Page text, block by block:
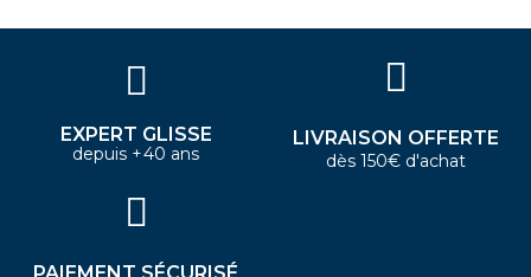
EXPERT GLISSE
depuis +40 ans
LIVRAISON OFFERTE
dès 150€ d'achat